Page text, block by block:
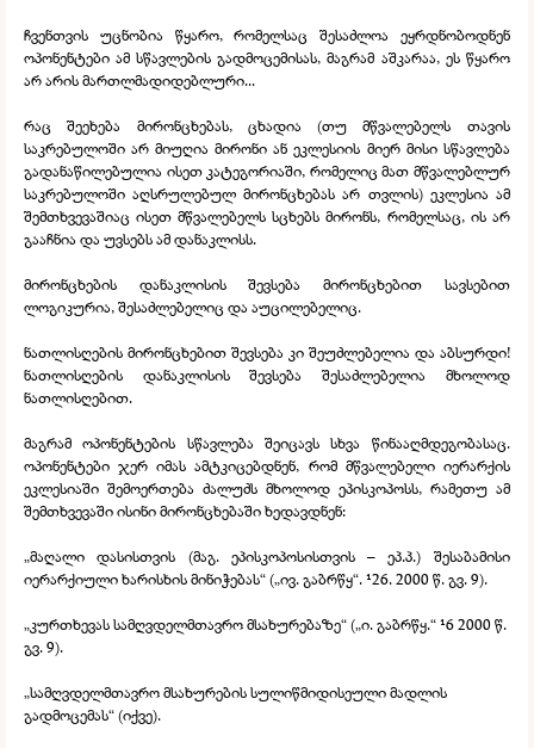
ჩვენთვის უცნობია წყარო, რომელსაც შესაძლოა ეყრდნობოდნენ
ოპონენტები ამ სწავლების გადმოცემისას, მაგრამ აშკარაა, ეს წყარო
არ არის მართლმადიდებლური...
რაც შეეხება მირონცხებას, ცხადია (თუ მწვალებელს თავის
საკრებულოში არ მიუღია მირონი ან ეკლესიის მიერ მისი სწავლება
გადანაწილებულია ისეთ კატეგორიაში, რომელიც მათ მწვალებლურ
საკრებულოში აღსრულებულ მირონცხებას არ თვლის) ეკლესია ამ
შემთხვევაშიაც ისეთ მწვალებელს სცხებს მირონს, რომელსაც, ის არ
გააჩნია და უვსებს ამ დანაკლისს.
მირონცხების დანაკლისის შევსება მირონცხებით სავსებით
ლოგიკურია, შესაძლებელიც და აუცილებელიც.
ნათლისღების მირონცხებით შევსება კი შეუძლებელია და აბსურდი!
ნათლისღების დანაკლისის შევსება შესაძლებელია მხოლოდ
ნათლისღებით.
მაგრამ ოპონენტების სწავლება შეიცავს სხვა წინააღმდეგობასაც.
ოპონენტები ჯერ იმას ამტკიცებდნენ, რომ მწვალებელი იერარქის
ეკლესიაში შემოერთება ძალუძს მხოლოდ ეპისკოპოსს, რამეთუ ამ
შემთხვევაში ისინი მირონცხებაში ხედავდნენ:
„მაღალი დასისთვის (მაგ. ეპისკოპოსისთვის – ეპ.პ.) შესაბამისი
იერარქიული ხარისხის მინიჭებას“ („ივ. გაბრწყ“. ¹26. 2000 წ. გვ. 9).
„კურთხევას სამღვდელმთავრო მსახურებაზე“ („ი. გაბრწყ.“ ¹6 2000 წ.
გვ. 9).
„სამღვდელმთავრო მსახურების სულიწმიდისეული მადლის
გადმოცემას“ (იქვე).